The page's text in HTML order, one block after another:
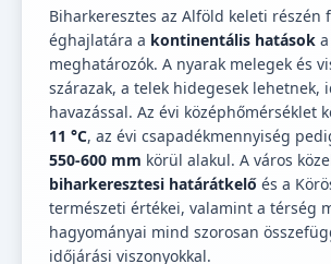
Biharkeresztes az Alföld keleti részén
éghajlatára a kontinentális hatások a
meghatározók. A nyarak melegek és
szárazak, a telek hidegesek lehetnek,
havazással. Az évi középhőmérséklet
11 °C, az évi csapadékmennyiség
550-600 mm körül alakul. A város
biharkeresztesi határátkelő és a
természeti értékei, valamint a térség
hagyományai mind szorosan
időjárási viszonyokkal.